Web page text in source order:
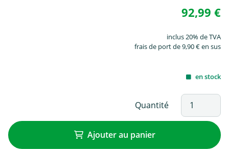
92,99 €
inclus 20% de TVA
frais de port de 9,90 € en sus
en stock
Quantité
Ajouter au panier